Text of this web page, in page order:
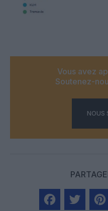
Vous avez
Soutenez-
NOUS